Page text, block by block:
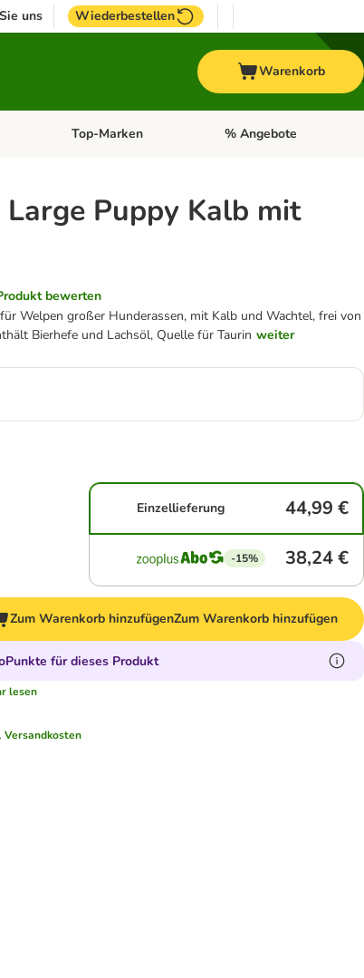
uns Wiederbestellen
Warenkorb
Menü öffnen: VogelKategorie-Menü öffnen: Pferd
Top-Marken Kategorie-Menü öffnen:
% Angebote
Large Puppy Kalb mit
bewerten
Welpen großer Hunderassen, mit Kalb und Wachtel, frei von
Bierhefe und Lachsöl, Quelle für Taurin weiter
Einzellieferung 44,99 €
-15% 38,24 €
Zum Warenkorb hinzufügenZum Warenkorb hinzufügen
für dieses Produkt
lesen
Versandkosten